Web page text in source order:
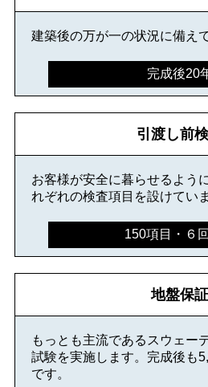
建築後の万が一の状況に備え
完成後20
引渡し前
お客様が安全に暮らせるよう
れぞれの検査項目を設けていま
150項目・６
地盤保証
もっとも主流であるスウェー
試験を実施します。完成後も
です。